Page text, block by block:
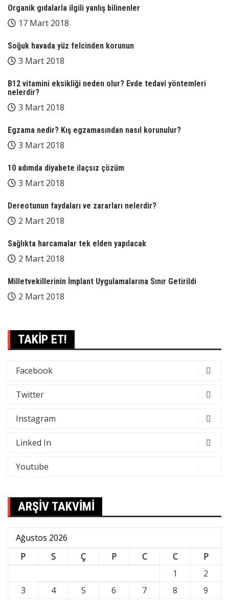
Organik gıdalarla ilgili yanlış bilinenler
17 Mart 2018
Soğuk havada yüz felcinden korunun
3 Mart 2018
B12 vitamini eksikliği neden olur? Evde tedavi yöntemleri
nelerdir?
3 Mart 2018
Egzama nedir? Kış egzamasından nasıl korunulur?
3 Mart 2018
10 adımda diyabete ilaçsız çözüm
3 Mart 2018
Dereotunun faydaları ve zararları nelerdir?
2 Mart 2018
Sağlıkta harcamalar tek elden yapılacak
2 Mart 2018
Milletvekillerinin İmplant Uygulamalarına Sınır Getirildi
2 Mart 2018
TAKİP ET!
Facebook
Twitter
Instagram
Linked In
Youtube
ARŞİV TAKVİMİ
Ağustos 2026
P
S Ç P C C
P
1
2
3
4 5 6 7 8 9